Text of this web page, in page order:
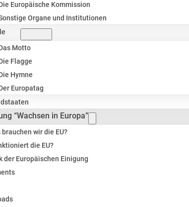
Europäische Kommission
Organe und Institutionen
Motto
Flagge
Hymne
Europatag
“Wachsen in Europa”
brauchen wir die EU?
die EU?
der Europäischen Einigung